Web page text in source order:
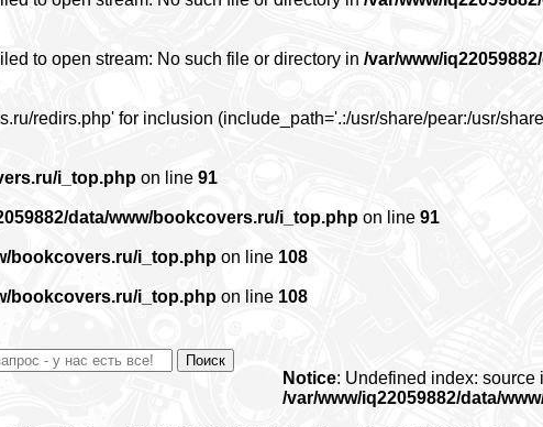
to open stream: No such file or directory in /var/www/
redirs.php' for inclusion (include_path='.:/usr/share/pear:/usr/
i_top.php on line 91
data/www/bookcovers.ru/i_top.php on line 91
bookcovers.ru/i_top.php on line 108
bookcovers.ru/i_top.php on line 108
Notice: Undefined index: source
/var/www/iq22059882/data/